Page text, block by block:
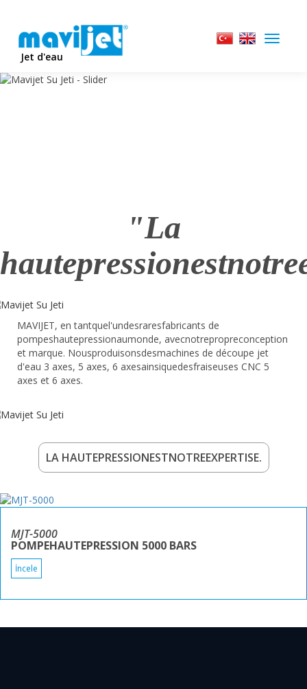
Toggle
Jet d'eau
"La
MAVIJET, en tantquel'undesraresfabricants de
pompeshautepressionaumonde, avecnotrepropreconception
et marque. Nousproduisonsdesmachines de découpe jet
d'eau 3 axes, 5 axes, 6 axesainsiquedesfraiseuses CNC 5
axes et 6 axes.
LA HAUTEPRESSIONESTNOTREEXPERTISE.
MJT-5000
POMPEHAUTEPRESSION 5000 BARS
İncele